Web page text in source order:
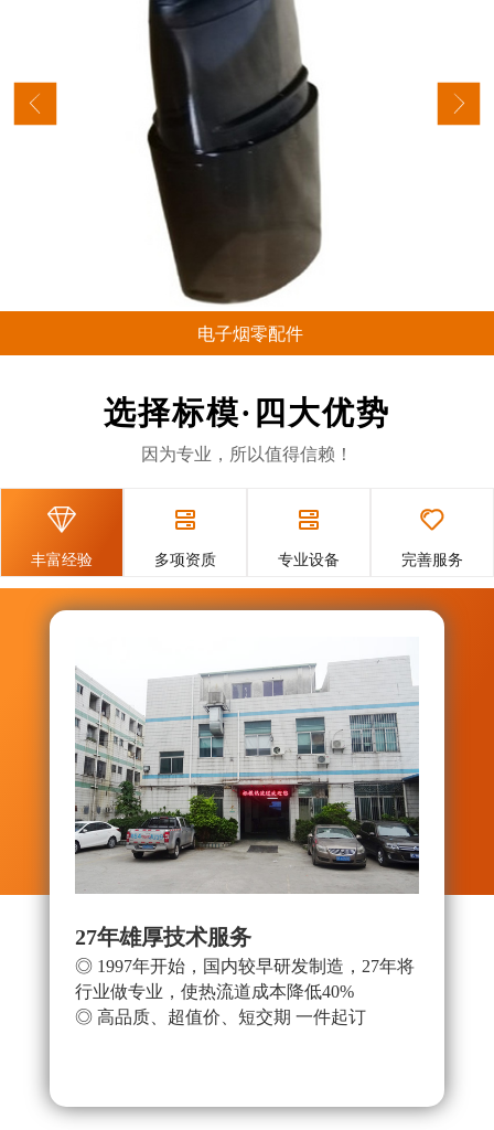
电子烟零配件
坐、包装盒等塑胶零配件，
POK料、PC料 16穴开放式咀热
流道系统. 电子烟塑胶零配件：
选择标模·四大优势
因为专业，所以值得信赖！

丰富经验

多项资质

专业设备

完善服务
27年雄厚技术服务
◎ 1997年开始，国内较早研发制造，27年将
行业做专业，使热流道成本降低40%
◎ 高品质、超值价、短交期 一件起订